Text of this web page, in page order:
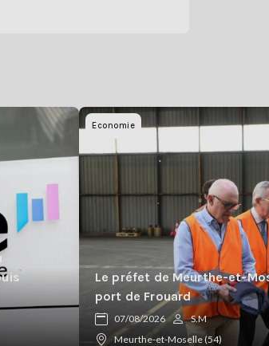
Economie
Le préfet de Meurthe-et-
port de Frouard
07/08/2026
S.M
Meurthe-et-Moselle (54)